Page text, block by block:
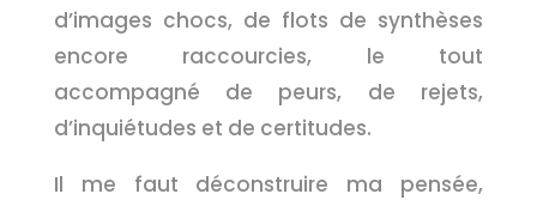
d’images chocs, de flots de synthèses
encore raccourcies, le tout
accompagné de peurs, de rejets,
d’inquiétudes et de certitudes.
Il me faut déconstruire ma pensée,